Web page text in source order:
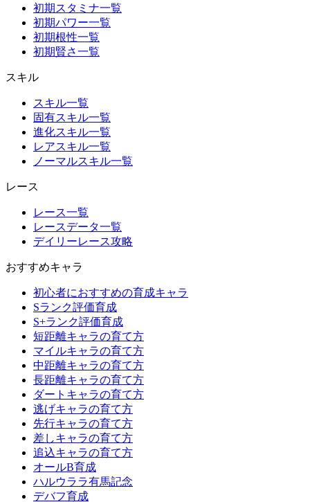
初期スタミナ一覧
初期パワー一覧
初期根性一覧
初期賢さ一覧
スキル
スキル一覧
固有スキル一覧
進化スキル一覧
レアスキル一覧
ノーマルスキル一覧
レース
レース一覧
レースデータ一覧
デイリーレース攻略
おすすめキャラ
初心者におすすめの育成キャラ
Sランク評価育成
S+ランク評価育成
短距離キャラの育て方
マイルキャラの育て方
中距離キャラの育て方
長距離キャラの育て方
ダートキャラの育て方
逃げキャラの育て方
先行キャラの育て方
差しキャラの育て方
追込キャラの育て方
オールB育成
ハルウララ有馬記念
デバフ育成